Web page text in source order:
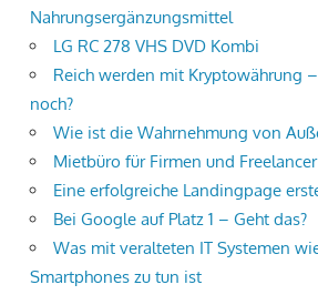
Nahrungsergänzungsmittel
LG RC 278 VHS DVD Kombi
Reich werden mit Kryptowährung
noch?
Wie ist die Wahrnehmung von
Mietbüro für Firmen und Freelancer
Eine erfolgreiche Landingpage
Bei Google auf Platz 1 – Geht das?
Was mit veralteten IT Systemen
Smartphones zu tun ist